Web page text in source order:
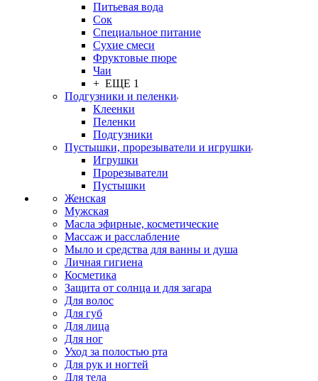
Питьевая вода
Сок
Специальное питание
Сухие смеси
Фруктовые пюре
Чаи
+ ЕЩЕ 1
Подгузники и пеленки
Клеенки
Пеленки
Подгузники
Пустышки, прорезыватели и игрушки
Игрушки
Прорезыватели
Пустышки
Женская
Мужская
Масла эфирные, косметические
Массаж и расслабление
Мыло и средства для ванны и душа
Личная гигиена
Косметика
Защита от солнца и для загара
Для волос
Для губ
Для лица
Для ног
Уход за полостью рта
Для рук и ногтей
Для тела